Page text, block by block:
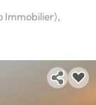
Immobilier),